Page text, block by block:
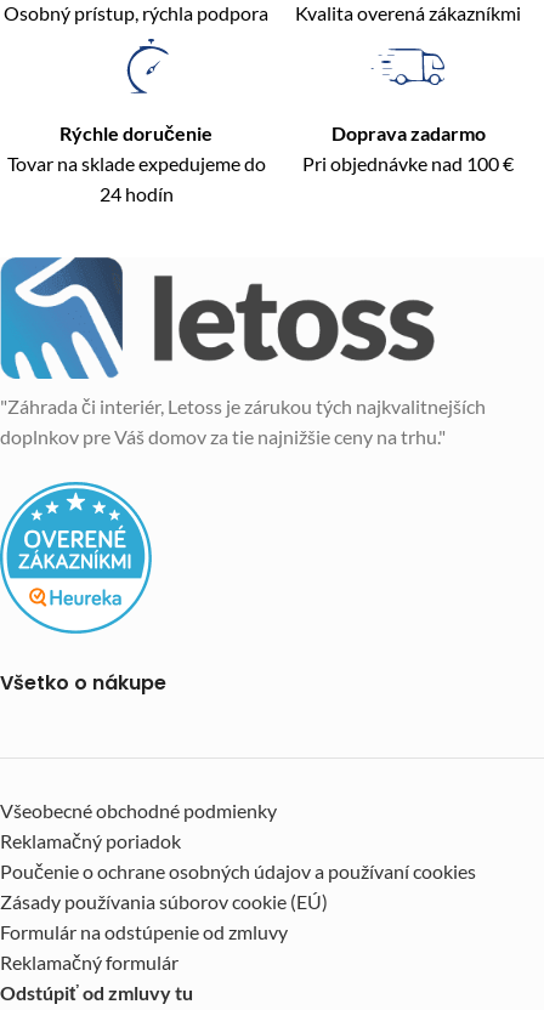
Osobný prístup, rýchla podpora
Kvalita overená zákazníkmi
Rýchle doručenie
Tovar na sklade expedujeme do
24 hodín
Doprava zadarmo
Pri objednávke nad 100 €
"Záhrada či interiér, Letoss je zárukou tých najkvalitnejších
doplnkov pre Váš domov za tie najnižšie ceny na trhu."
Všetko o nákupe
Všeobecné obchodné podmienky
Reklamačný poriadok
Poučenie o ochrane osobných údajov a používaní cookies
Zásady používania súborov cookie (EÚ)
Formulár na odstúpenie od zmluvy
Reklamačný formulár
Odstúpiť od zmluvy tu